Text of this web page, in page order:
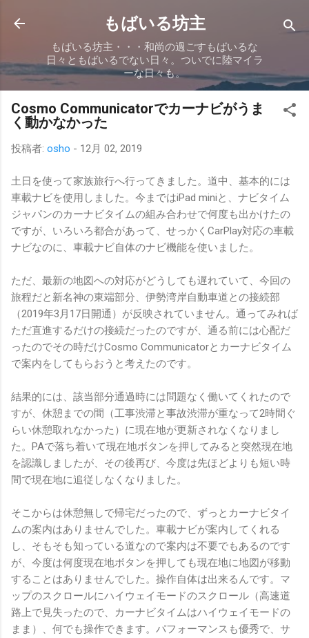
スキップしてメイン コンテンツに移動
もばいる坊主
もばいる坊主・・・和尚の過ごすもばいるな
日々ともばいるでない日々。ついでに陸マイラ
ーな日々も。
Cosmo Communicatorでカーナビがうま
く動かなかった
投稿者: osho - 12月 02, 2019
土日を使って家族旅行へ行ってきました。道中、基本的には
車載ナビを使用しました。今まではiPad miniと、ナビタイム
ジャパンのカーナビタイムの組み合わせで何度も出かけたの
ですが、いろいろ都合があって、せっかくCarPlay対応の車載
ナビなのに、車載ナビ自体のナビ機能を使いました。
ただ、最新の地図への対応がどうしても遅れていて、今回の
旅程だと新名神の東端部分、伊勢湾岸自動車道との接続部
（2019年3月17日開通）が反映されていません。通ってみれば
ただ直進するだけの接続だったのですが、通る前には心配だ
ったのでその時だけCosmo Communicatorとカーナビタイム
で案内をしてもらおうと考えたのです。
結果的には、該当部分通過時には問題なく働いてくれたので
すが、休憩までの間（工事渋滞と事故渋滞が重なって2時間ぐ
らい休憩取れなかった）に現在地が更新されなくなりまし
た。PAで落ち着いて現在地ボタンを押してみると突然現在地
を認識しましたが、その後再び、今度は先ほどよりも短い時
間で現在地に追従しなくなりました。
そこからは休憩無しで帰宅だったので、ずっとカーナビタイ
ムの案内はありませんでした。車載ナビが案内してくれる
し、そもそも知っている道なので案内は不要でもあるのです
が、今度は何度現在地ボタンを押しても現在地に地図が移動
することはありませんでした。操作自体は出来るんです。マ
ップのスクロールにハイウェイモードのスクロール（高速道
路上で見失ったので、カーナビタイムはハイウェイモードの
まま）、何でも操作できます。パフォーマンスも優秀で、サ